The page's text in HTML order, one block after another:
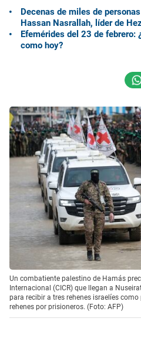
Decenas de miles de
Hassan Nasrallah, líder de
Efemérides del 23 de febrero:
como hoy?
Un combatiente palestino de Hamás
Internacional (CICR) que llegan a
para recibir a tres rehenes israelíes
rehenes por prisioneros. (Foto: AFP)